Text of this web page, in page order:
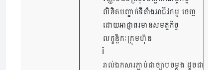
លិខិតបញ្ជាក់ទីតាំងអាជីវកម្ម ចេញ
ដោយអាជ្ញាធរមានសមត្ថកិច្ច
លក្ខន្តិកៈក្រុមហ៊ុន
រាល់ឯកសារភ្ជាប់ជាច្បាប់ចម្លង ដូចជា